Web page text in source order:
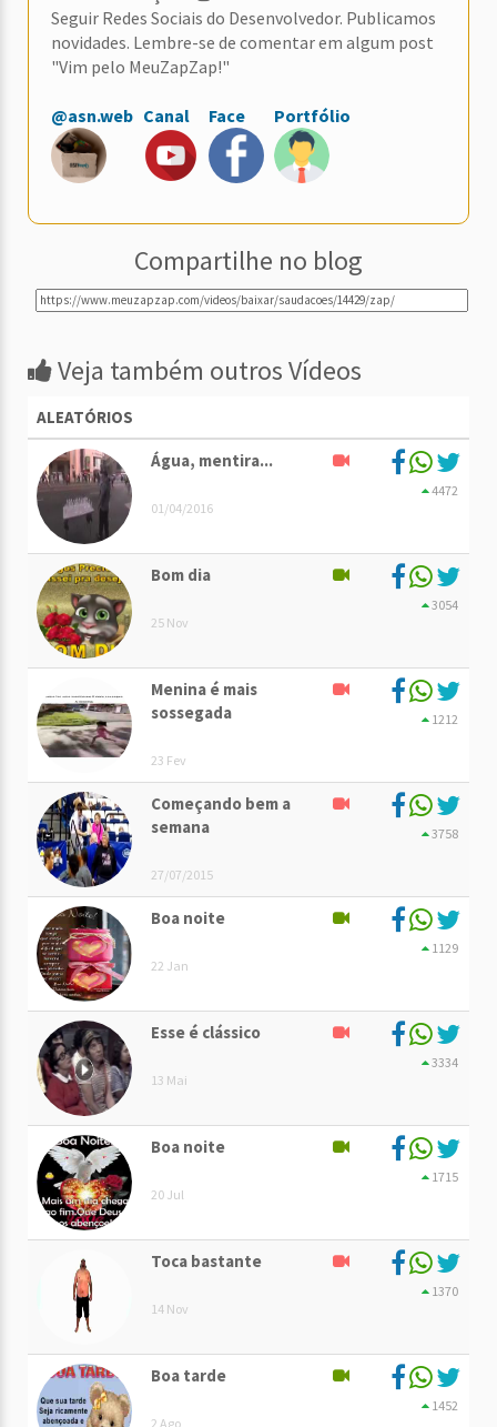
Seguir Redes Sociais do Desenvolvedor. Publicamos
novidades. Lembre-se de comentar em algum post
"Vim pelo MeuZapZap!"
@asn.web Canal Face Portfólio
Compartilhe no blog
Veja também outros Vídeos
ALEATÓRIOS
Água, mentira...
01/04/2016
4472
Bom dia
25 Nov
3054
Menina é mais
sossegada
23 Fev
1212
Começando bem a
semana
27/07/2015
3758
Boa noite
22 Jan
1129
Esse é clássico
13 Mai
3334
Boa noite
20 Jul
1715
Toca bastante
14 Nov
1370
Boa tarde
2 Ago
1452